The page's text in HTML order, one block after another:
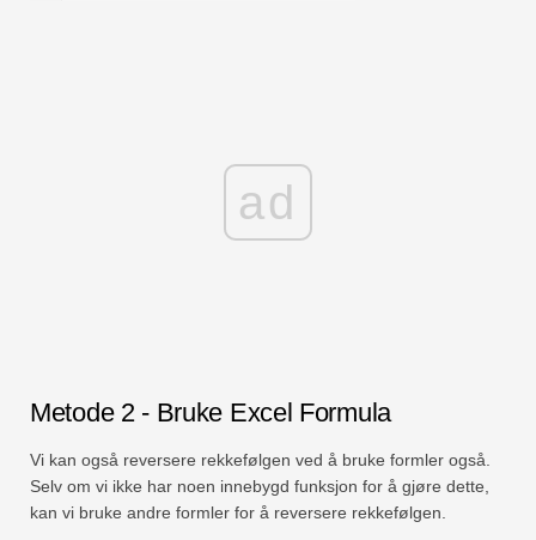
ad
Metode 2 - Bruke Excel Formula
Vi kan også reversere rekkefølgen ved å bruke formler også.
Selv om vi ikke har noen innebygd funksjon for å gjøre dette,
kan vi bruke andre formler for å reversere rekkefølgen.